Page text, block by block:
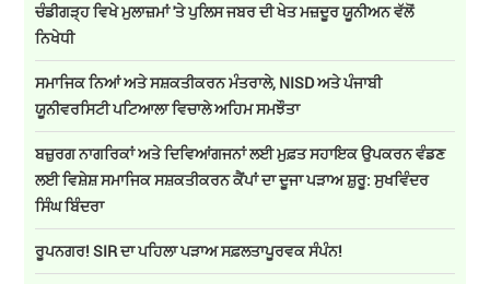
ਚੰਡੀਗੜ੍ਹ ਵਿਖੇ ਮੁਲਾਜ਼ਮਾਂ 'ਤੇ ਪੁਲਿਸ ਜਬਰ ਦੀ ਖੇਤ ਮਜ਼ਦੂਰ ਯੂਨੀਅਨ ਵੱਲੋਂ
ਨਿਖੇਧੀ
ਸਮਾਜਿਕ ਨਿਆਂ ਅਤੇ ਸਸ਼ਕਤੀਕਰਨ ਮੰਤਰਾਲੇ, NISD ਅਤੇ ਪੰਜਾਬੀ
ਯੂਨੀਵਰਸਿਟੀ ਪਟਿਆਲਾ ਵਿਚਾਲੇ ਅਹਿਮ ਸਮਝੌਤਾ
ਬਜ਼ੁਰਗ ਨਾਗਰਿਕਾਂ ਅਤੇ ਦਿਵਿਆਂਗਜਨਾਂ ਲਈ ਮੁਫ਼ਤ ਸਹਾਇਕ ਉਪਕਰਨ ਵੰਡਣ
ਲਈ ਵਿਸ਼ੇਸ਼ ਸਮਾਜਿਕ ਸਸ਼ਕਤੀਕਰਨ ਕੈਂਪਾਂ ਦਾ ਦੂਜਾ ਪੜਾਅ ਸ਼ੁਰੂ: ਸੁਖਵਿੰਦਰ
ਸਿੰਘ ਬਿੰਦਰਾ
ਰੂਪਨਗਰ! SIR ਦਾ ਪਹਿਲਾ ਪੜਾਅ ਸਫ਼ਲਤਾਪੂਰਵਕ ਸੰਪੰਨ!